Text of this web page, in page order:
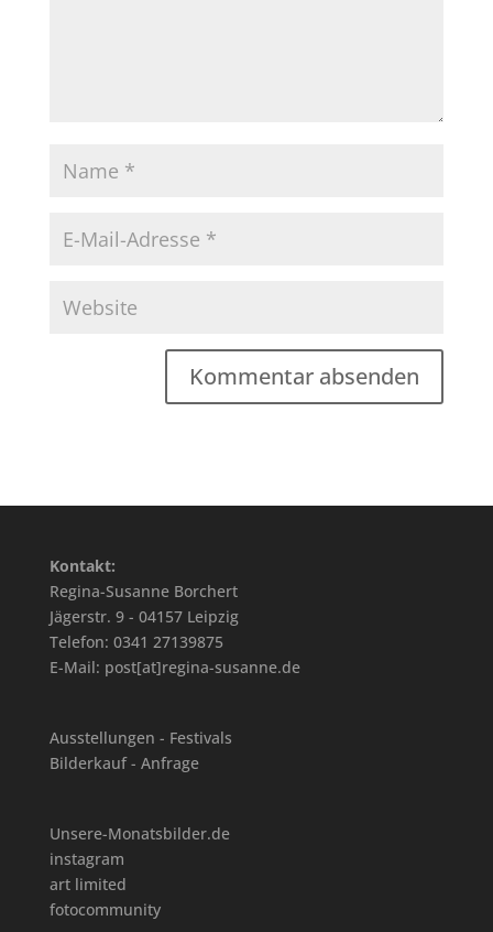
Kontakt:
Regina-Susanne Borchert
Jägerstr. 9 - 04157 Leipzig
Telefon: 0341 27139875
E-Mail: post[at]regina-susanne.de
Ausstellungen - Festivals
Bilderkauf - Anfrage
Unsere-Monatsbilder.de
instagram
art limited
fotocommunity